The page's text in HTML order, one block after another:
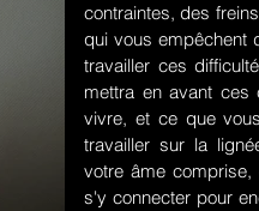
contraintes, des
qui vous empêchent
travailler ces
mettra en avant ces
vivre, et ce que
travailler sur la
votre âme
s'y connecter pour